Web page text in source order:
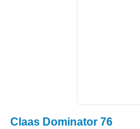
Claas Dominator 76